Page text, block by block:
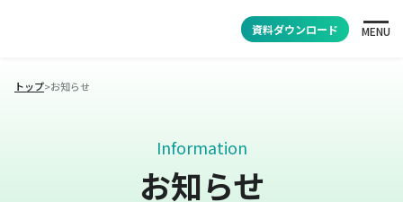
資料ダウンロード MENU
トップ>お知らせ
Information
お知らせ